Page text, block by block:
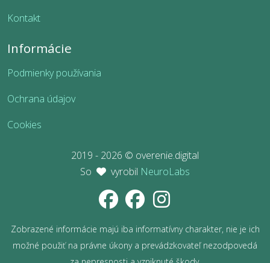
Kontakt
Informácie
Podmienky používania
Ochrana údajov
Cookies
2019 - 2026 © overenie.digital
So
vyrobil NeuroLabs
Zobrazené informácie majú iba informatívny charakter, nie je ich
možné použiť na právne úkony a prevádzkovateľ nezodpovedá